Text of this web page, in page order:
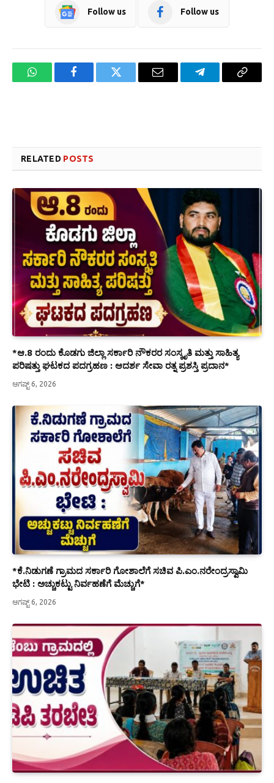
Follow us Follow us
WhatsAppFacebookTwitter Email TelegramCopy
RELATED POSTS
*ಆ.8 ರಂದು ಕೊಡಗು ಜಿಲ್ಲಾ ಸರ್ಕಾರಿ ನೌಕರರ ಸಂಸ್ಕೃತಿ ಮತ್ತು ಸಾಹಿತ್ಯ
ಪರಿಷತ್ತು ಘಟಕದ ಪದಗ್ರಹಣ : ಆದರ್ಶ ಸೇವಾ ರತ್ನ ಪ್ರಶಸ್ತಿ ಪ್ರದಾನ*
ಆಗಷ್ಟ್ 6, 2026
*ಕೆ.ನಿಡುಗಣೆ ಗ್ರಾಮದ ಸರ್ಕಾರಿ ಗೋಶಾಲೆಗೆ ಸಚಿವ ಪಿ.ಎಂ.ನರೇಂದ್ರಸ್ವಾಮಿ
ಭೇಟಿ : ಅಚ್ಚುಕಟ್ಟು ನಿರ್ವಹಣೆಗೆ ಮೆಚ್ಚುಗೆ*
ಆಗಷ್ಟ್ 6, 2026